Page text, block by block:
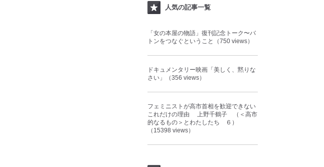
人気の記事一覧
「女の本屋の物語」復刊記念トーク〜バ
トンをつなぐということ（750 views）
ドキュメンタリー映画「美しく、黙りな
さい」（356 views）
フェミニストが高市首相を歓迎できない
これだけの理由 上野千鶴子 （＜高市
的なるもの＞とわたしたち ６）
（15398 views）